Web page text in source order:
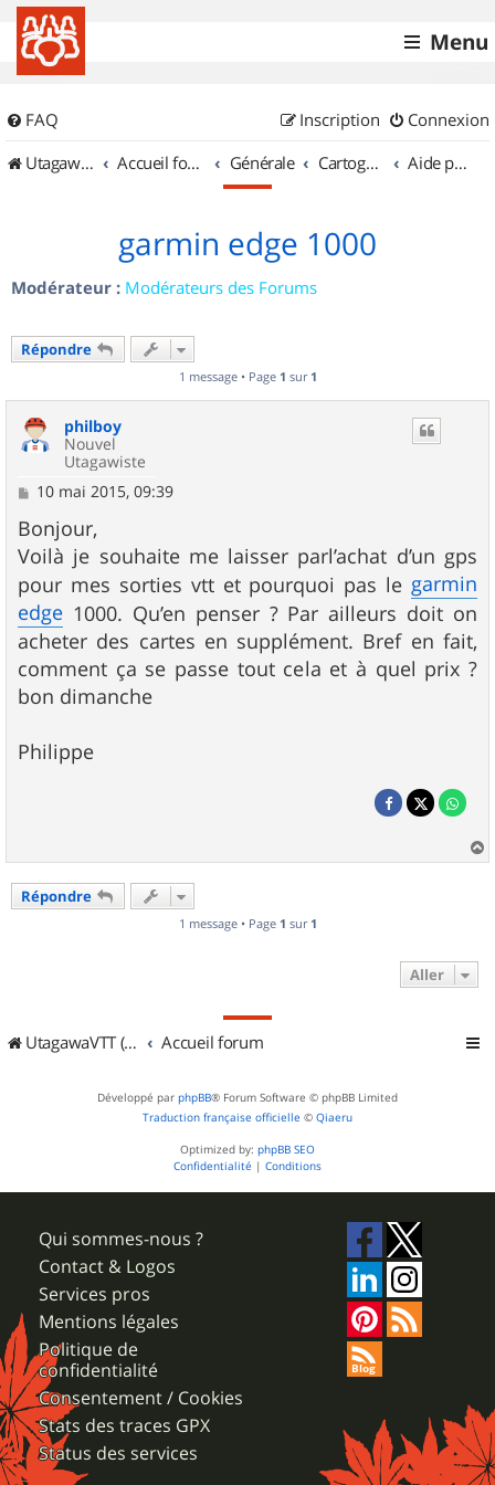
Menu
FAQ Connexion
Inscription
UtagawaVTT (Randos VTT et VTTAE avec traces GPS)
Accueil forum Générale Cartographie et GPS Aide pour l'achat d'un GPS
garmin edge 1000
Modérateur : Modérateurs des Forums
Répondre
1 message • Page 1 sur 1
philboy
Nouvel
Utagawiste
M
s
s
a
g
e
10 mai 2015, 09:39
Bonjour,
Voilà je souhaite me laisser parl’achat d’un gps
pour mes sorties vtt et pourquoi pas le garmin
edge 1000. Qu’en penser ? Par ailleurs doit on
acheter des cartes en supplément. Bref en fait,
comment ça se passe tout cela et à quel prix ?
bon dimanche
Philippe
a
Répondre
1 message • Page 1 sur 1
Aller
UtagawaVTT (Randos VTT et VTTAE avec traces GPS) Accueil forum
Développé par phpBB® Forum Software © phpBB Limited
Traduction française officielle © Qiaeru
Optimized by: phpBB SEO
Confidentialité | Conditions
Qui sommes-nous ?
Contact & Logos
Services pros
Mentions légales
Politique de
confidentialité
Consentement / Cookies
Stats des traces GPX
Status des services